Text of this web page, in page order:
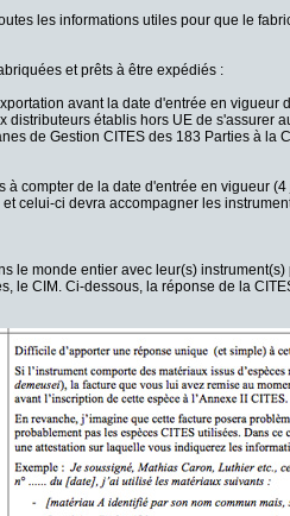
les informations utiles pour que le
et prêts à être expédiés :
avant la date d'entrée en
établis hors UE de s'assurer
de Gestion CITES des 183 Parties à la
à compter de la date d'entrée en vigueur
celui-ci devra accompagner les
le monde entier avec leur(s)
le CIM. Ci-dessous, la réponse de la